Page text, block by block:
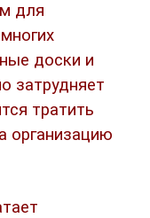
для
доски и
затрудняет
тратить
организацию